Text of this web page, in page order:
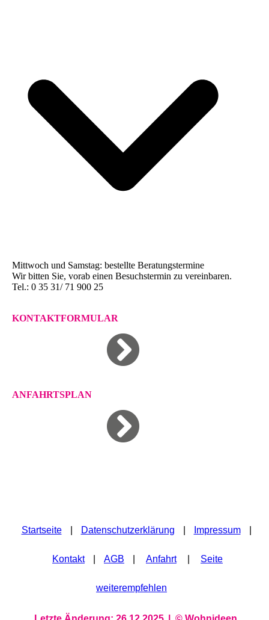
Mittwoch und Samstag: bestellte Beratungstermine
Wir bitten Sie, vorab einen Besuchstermin zu vereinbaren.
Tel.: 0 35 31/ 71 900 25
KONTAKTFORMULAR
ANFAHRTSPLAN
Startseite Datenschutzerklärung Impressum
Kontakt AGB Anfahrt Seite
weiterempfehlen